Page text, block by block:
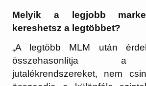
Melyik a legjobb
kereshetsz a legtöbbet?
„A legtöbb MLM után
összehasonlítja a
jutalékrendszereket, nem